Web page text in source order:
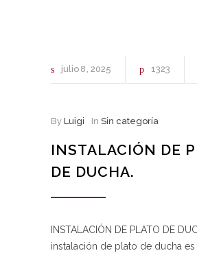
julio 8 2025 1323
By Luigi In Sin categoría
INSTALACIÓN DE
DE DUCHA.
INSTALACIÓN DE PLATO DE
instalación de plato de ducha es